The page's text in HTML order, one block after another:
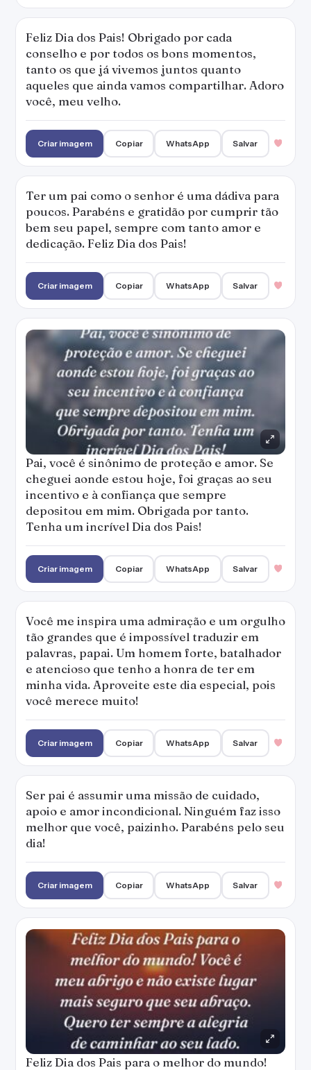
Feliz Dia dos Pais! Obrigado por cada
conselho e por todos os bons momentos,
tanto os que já vivemos juntos quanto
aqueles que ainda vamos compartilhar. Adoro
você, meu velho.
Criar imagem Copiar WhatsApp Salvar
Ter um pai como o senhor é uma dádiva para
poucos. Parabéns e gratidão por cumprir tão
bem seu papel, sempre com tanto amor e
dedicação. Feliz Dia dos Pais!
Criar imagem Copiar WhatsApp Salvar
Pai, você é sinônimo de proteção e amor. Se
cheguei aonde estou hoje, foi graças ao seu
incentivo e à confiança que sempre
depositou em mim. Obrigada por tanto.
Tenha um incrível Dia dos Pais!
Criar imagem Copiar WhatsApp Salvar
Você me inspira uma admiração e um orgulho
tão grandes que é impossível traduzir em
palavras, papai. Um homem forte, batalhador
e atencioso que tenho a honra de ter em
minha vida. Aproveite este dia especial, pois
você merece muito!
Criar imagem Copiar WhatsApp Salvar
Ser pai é assumir uma missão de cuidado,
apoio e amor incondicional. Ninguém faz isso
melhor que você, paizinho. Parabéns pelo seu
dia!
Criar imagem Copiar WhatsApp Salvar
Feliz Dia dos Pais para o melhor do mundo!